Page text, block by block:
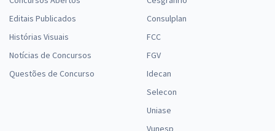
Editais Publicados
Histórias Visuais
Notícias de Concursos
Questões de Concurso
Consulplan
FCC
FGV
Idecan
Selecon
Uniase
Vunesp